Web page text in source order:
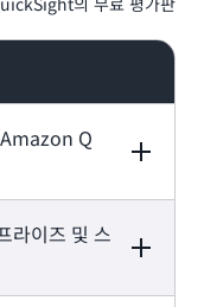
Q
Q
에게 60일 무료 평
라이즈 및 스